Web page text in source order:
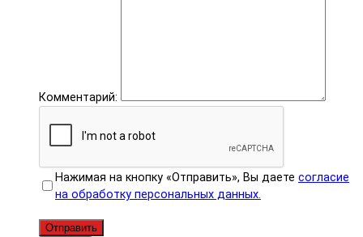
Комментарий:
Нажимая на кнопку «Отправить», Вы даете согласие
на обработку персональных данных.
Отправить